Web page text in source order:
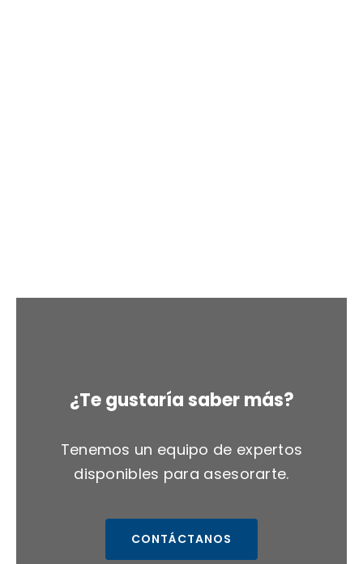
¿Te gustaría saber más?
Tenemos un equipo de expertos
disponibles para asesorarte.
CONTÁCTANOS